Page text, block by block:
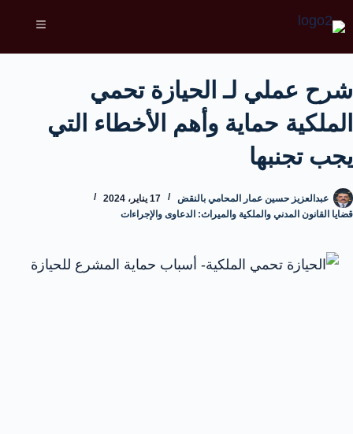
شرح عملي لـ الحيازة تحمي
الملكية حماية وأهم الأخطاء التي
يجب تجنبها
عبدالعزيز حسين عمار المحامي بالنقض
17 يناير، 2024
قضايا القانون المدني والملكية والميراث: الدعاوى والإجراءات